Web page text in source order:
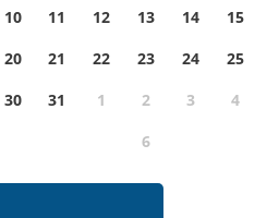
10 11 12 13 14
15
20 21 22 23 24
25
30 31 1 2 3
4
6